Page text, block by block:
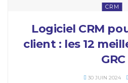
CRM
Logiciel CRM
client : les 12
GRC
30 JUIN 2024